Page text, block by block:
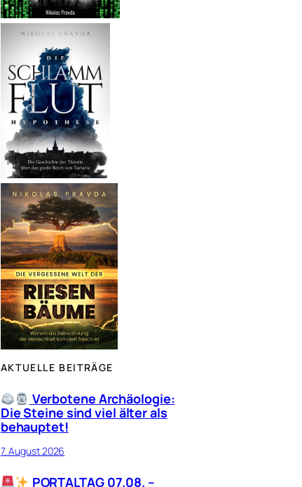
AKTUELLE BEITRÄGE
Verbotene Archäologie:
Die Steine sind viel älter als
behauptet!
7. August 2026
PORTALTAG 07.08. –